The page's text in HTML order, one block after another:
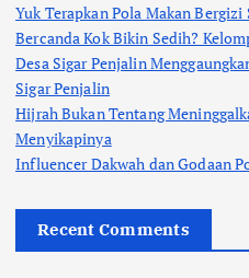
Yuk Terapkan Pola Makan Bergizi
Bercanda Kok Bikin Sedih?
Desa Sigar Penjalin
Sigar Penjalin
Hijrah Bukan Tentang
Menyikapinya
Influencer Dakwah dan Godaan
Recent Comments